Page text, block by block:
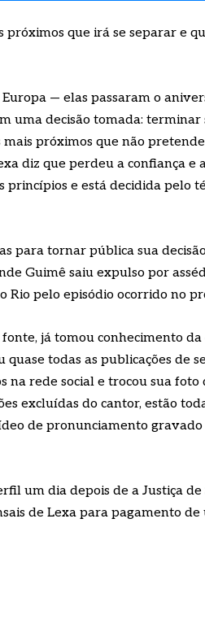
próximos que irá se separar e
— elas passaram o
uma decisão tomada: terminar
mais próximos que não
diz que perdeu a confiança
princípios e está decidida pelo
para tornar pública sua
Guimê saiu expulso por
Rio pelo episódio ocorrido no
já tomou conhecimento
todas as publicações de
na rede social e trocou sua
excluídas do cantor, estão
de pronunciamento
um dia depois de a Justiça
de Lexa para pagamento